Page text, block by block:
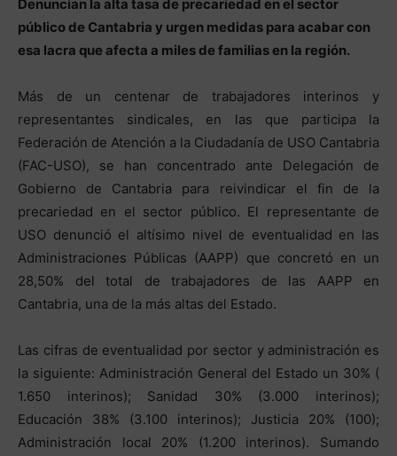
Denuncian la alta tasa de precariedad en el sector
público de Cantabria y urgen medidas para acabar con
esa lacra que afecta a miles de familias en la región.
Más de un centenar de trabajadores interinos y
representantes sindicales, en las que participa la
Federación de Atención a la Ciudadanía de USO Cantabria
(FAC-USO), se han concentrado ante Delegación de
Gobierno de Cantabria para reivindicar el fin de la
precariedad en el sector público. El representante de
USO denunció el altísimo nivel de eventualidad en las
Administraciones Públicas (AAPP) que concretó en un
28,50% del total de trabajadores de las AAPP en
Cantabria, una de la más altas del Estado.
Las cifras de eventualidad por sector y administración es
la siguiente: Administración General del Estado un 30% (
1.650 interinos); Sanidad 30% (3.000 interinos);
Educación 38% (3.100 interinos); Justicia 20% (100);
Administración local 20% (1.200 interinos). Sumando